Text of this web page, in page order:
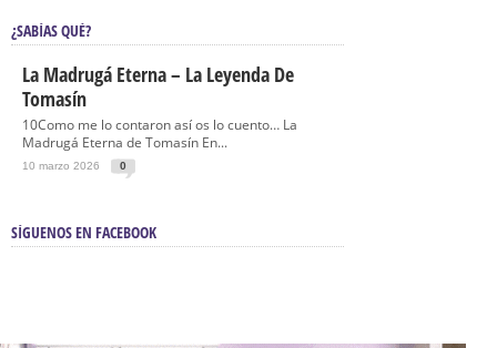
¿SABÍAS QUÉ?
La Madrugá Eterna – La Leyenda De
Tomasín
10Como me lo contaron así os lo cuento… La
Madrugá Eterna de Tomasín En...
10 marzo 2026 0
SÍGUENOS EN FACEBOOK